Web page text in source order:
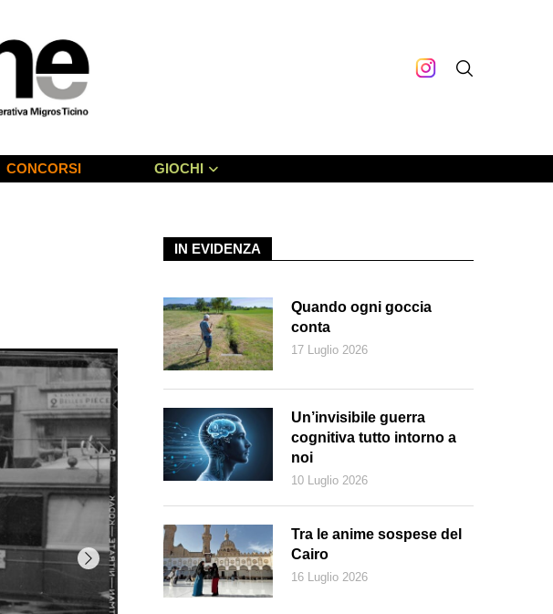
CONCORSI GIOCHI
IN EVIDENZA
Quando ogni goccia
conta
17 Luglio 2026
Un’invisibile guerra
cognitiva tutto intorno a
noi
10 Luglio 2026
Tra le anime sospese del
Cairo
16 Luglio 2026